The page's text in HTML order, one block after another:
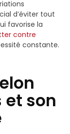
d’éviter tout
favorise la
contre
constante.
et son